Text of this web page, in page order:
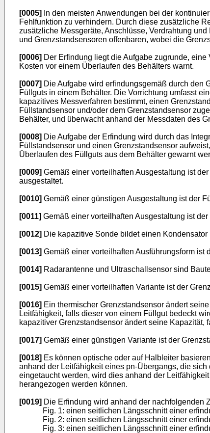
[0005]
In den meisten Anwendungen bei der
Fehlfunktion zu verhindern. Durch diese zusätzliche
zusätzliche Messgeräte, Anschlüsse, Verdrahtung
und Grenzstandsensoren offenbaren, wobei die
[0006] Der Erfindung liegt die Aufgabe zugrunde,
Kosten vor einem Überlaufen des Behälters warnt.
[0007] Die Aufgabe wird erfindungsgemäß durch den
Füllguts in einem Behälter. Die Vorrichtung umfasst
kapazitives Messverfahren bestimmt, einen
Füllstandsensor und/oder dem Grenzstandsensor
Behälter, und überwacht anhand der Messdaten des
[0008] Die Aufgabe der Erfindung wird durch das
Füllstandsensor und einen Grenzstandsensor
Überlaufen des Füllguts aus dem Behälter gewarnt
[0009] Gemäß einer vorteilhaften Ausgestaltung ist
ausgestaltet.
[0010] Gemäß einer günstigen Ausgestaltung ist der
[0011] Gemäß einer vorteilhaften Ausgestaltung ist
[0012] Die kapazitive Sonde bildet einen
[0013] Gemäß einer vorteilhaften Ausführungsform
[0014] Radarantenne und Ultraschallsensor sind
[0015] Gemäß einer vorteilhaften Variante ist der
[0016] Ein thermischer Grenzstandsensor ändert
Leitfähigkeit, falls dieser von einem Füllgut bedeckt
kapazitiver Grenzstandsensor ändert seine
[0017] Gemäß einer günstigen Variante ist der
[0018] Es können optische oder auf Halbleiter
anhand der Leitfähigkeit eines pn-Übergangs, die
eingetaucht werden, wird dies anhand der
herangezogen werden können.
[0019] Die Erfindung wird anhand der nachfolgenden
Fig. 1: einen seitlichen Längsschnitt einer
Fig. 2: einen seitlichen Längsschnitt einer
Fig. 3: einen seitlichen Längsschnitt einer